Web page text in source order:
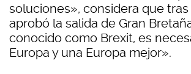
soluciones», considera que
aprobó la salida de Gran
conocido como Brexit, es
Europa y una Europa mejor».